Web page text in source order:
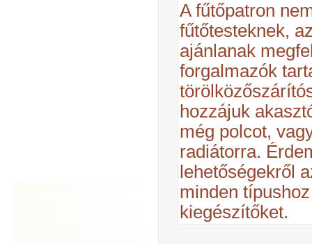
A fűtőpatron
fűtőtesteknek,
ajánlanak
forgalmazók
hozzájuk
még polcot,
radiátorra.
lehetőségekről
minden
kiegészítőket.